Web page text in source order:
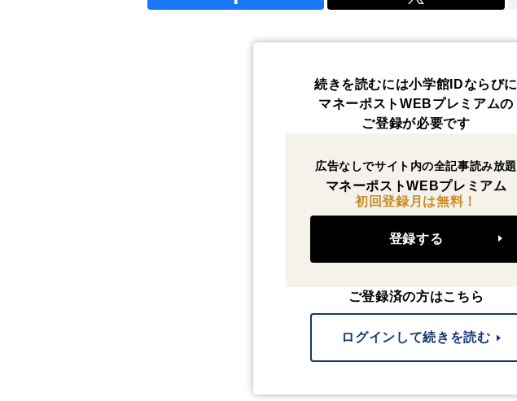
続きを読むには小学館IDならびに
マネーポストWEBプレミアムの
ご登録が必要です
広告なしでサイト内の全記事読み放題
マネーポストWEBプレミアム
初回登録月は無料！
登録する
ご登録済の方はこちら
ログインして続きを読む